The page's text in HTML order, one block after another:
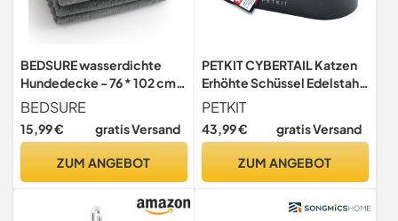
BEDSURE wasserdichte
Hundedecke - 76 * 102 cm
Hundedecke waschbar für
mittelgroße Hunde,
Haustier Decke flauschig
Hundesofa, Decke für
BEDSURE
15,99 € gratis Versand
ZUM ANGEBOT
PETKIT CYBERTAIL Katzen
Erhöhte Schüssel Edelstahl,
Gekippter Hund Katzen
Erhöhte Futternäpfe
Lebensmittelqualität,
Haustier Fütterungsschalen
PETKIT
43,99 € gratis Versand
ZUM ANGEBOT